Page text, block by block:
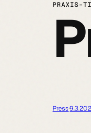
PRAXIS-
Press·